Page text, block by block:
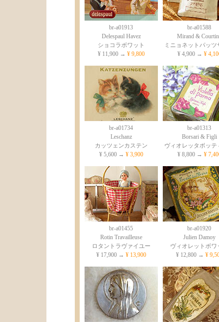
br-a01913
Delespaul Havez
ショコラボワット
¥ 11,900 → ¥ 9,800
br-a01588
Mirand &
ミニョネットパッツ
¥ 4,900 → ¥
br-a01734
Leschanz
カッツェンカステン
¥ 5,600 → ¥ 3,900
br-a01313
Borsari & Figli
ヴィオレッタボッテ
¥ 8,800 → ¥
br-a01455
Rotin Travailleuse
ロタントラヴァイユー
¥ 17,900 → ¥ 13,900
br-a01920
Julien Damoy
ヴィオレットボワ
¥ 12,800 → ¥